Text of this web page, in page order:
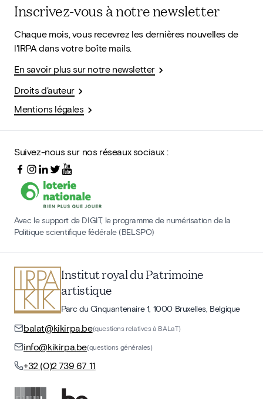
Inscrivez-vous à notre newsletter
Chaque mois, vous recevrez les dernières nouvelles de
l'IRPA dans votre boîte mails.
En savoir plus sur notre newsletter
Droits d'auteur
Mentions légales
Suivez-nous sur nos réseaux sociaux :
Avec le support de DIGIT, le programme de numérisation de la
Politique scientifique fédérale (BELSPO)
Institut royal du Patrimoine
artistique
Parc du Cinquantenaire 1, 1000 Bruxelles, Belgique
balat@kikirpa.be(questions relatives à BALaT)
info@kikirpa.be(questions générales)
+32 (0)2 739 67 11